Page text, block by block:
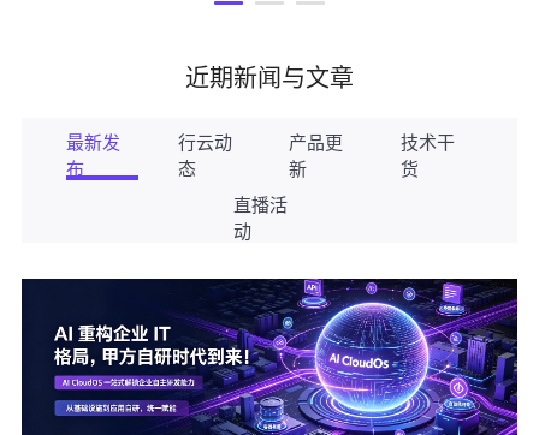
近期新闻与文章
最新发
布
行云动
态
产品更
新
技术干
货
直播活
动